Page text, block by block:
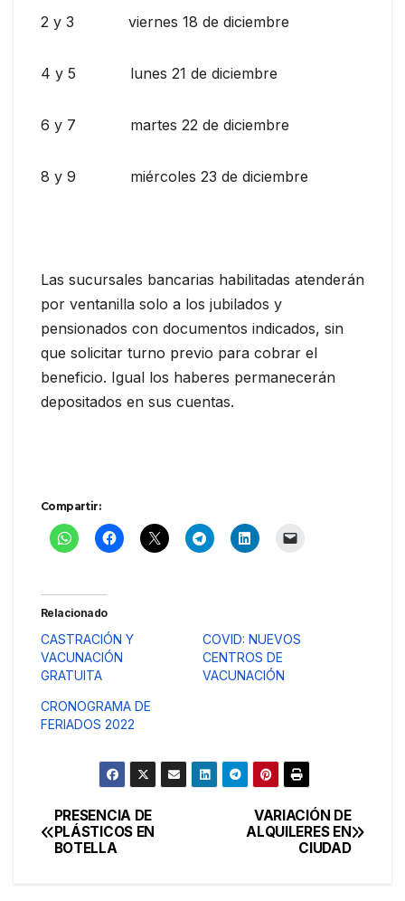
2 y 3 viernes 18 de diciembre
4 y 5 lunes 21 de diciembre
6 y 7 martes 22 de diciembre
8 y 9 miércoles 23 de diciembre
Las sucursales bancarias habilitadas atenderán
por ventanilla solo a los jubilados y
pensionados con documentos indicados, sin
que solicitar turno previo para cobrar el
beneficio. Igual los haberes permanecerán
depositados en sus cuentas.
Compartir:
Relacionado
CASTRACIÓN Y
VACUNACIÓN
GRATUITA
COVID: NUEVOS
CENTROS DE
VACUNACIÓN
CRONOGRAMA DE
FERIADOS 2022
Navegación
de
VARIACIÓN DE
ALQUILERES EN
CIUDAD
PRESENCIA DE
PLÁSTICOS EN
BOTELLA